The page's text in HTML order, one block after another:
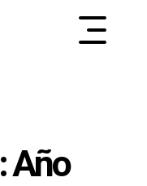
Año